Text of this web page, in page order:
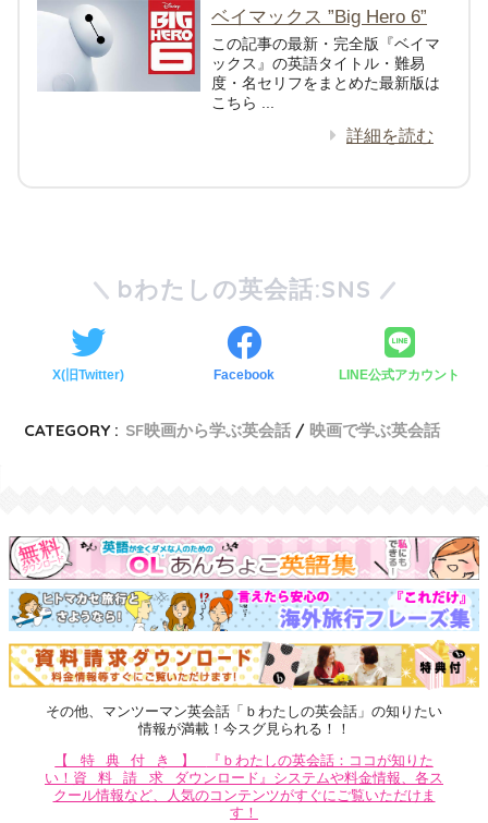
ベイマックス ”Big Hero 6”
この記事の最新・完全版『ベイマ
ックス』の英語タイトル・難易
度・名セリフをまとめた最新版は
こちら ...
詳細を読む
bわたしの英会話:SNS
X(旧Twitter) Facebook LINE公式アカウント
CATEGORY : SF映画から学ぶ英会話 映画で学ぶ英会話
その他、マンツーマン英会話「ｂわたしの英会話」の知りたい
情報が満載！今スグ見られる！！
【特典付き】
『ｂわたしの英会話：ココが知りた
い！ 資料請求 ダウンロード』システムや料金情報、各ス
クール情報など、人気のコンテンツがすぐにご覧いただけま
す！